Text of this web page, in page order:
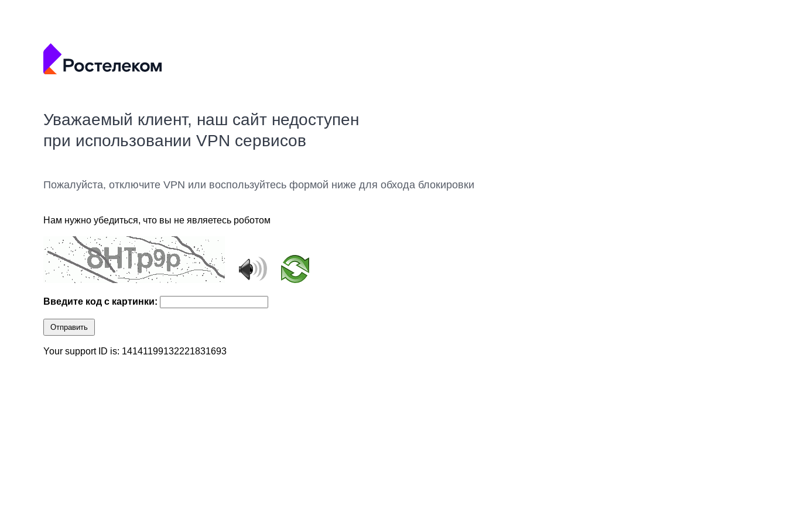
Уважаемый клиент, наш сайт недоступен
при использовании VPN сервисов
Пожалуйста, отключите VPN или воспользуйтесь формой ниже для обхода блокировки
Нам нужно убедиться, что вы не являетесь роботом
Введите код с картинки:
Отправить
Your support ID is: 14141199132221831693